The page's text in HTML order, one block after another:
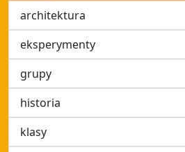
architektura
eksperymenty
grupy
historia
klasy